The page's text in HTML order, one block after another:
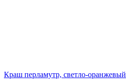
Краш перламутр, светло-оранжевый